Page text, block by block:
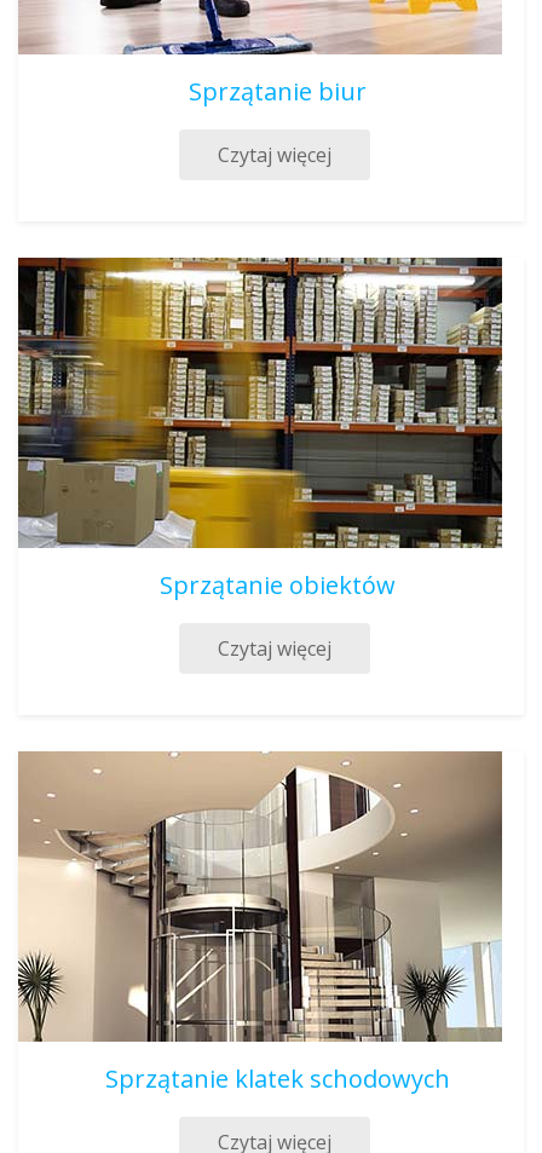
Sprzątanie biur
Czytaj więcej
Sprzątanie obiektów
Czytaj więcej
Sprzątanie klatek schodowych
Czytaj więcej